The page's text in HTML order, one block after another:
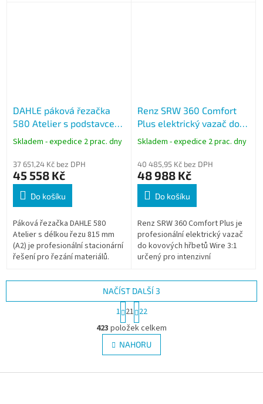
DAHLE páková řezačka
580 Atelier s podstavcem,
speciální nůž, délka řezu
815 mm (A2)
Skladem - expedice 2 prac. dny
37 651,24 Kč bez DPH
45 558 Kč
Do košíku
Páková řezačka DAHLE 580
Atelier s délkou řezu 815 mm
(A2) je profesionální stacionární
řešení pro řezání materiálů.
zpracování textilu, kůže nebo
Renz SRW 360 Comfort
Plus elektrický vazač do
kovových hřbetů 3:1,
děrování 22 listů, vazba
130 listů
Skladem - expedice 2 prac. dny
40 485,95 Kč bez DPH
48 988 Kč
Do košíku
Renz SRW 360 Comfort Plus je
profesionální elektrický vazač
do kovových hřbetů Wire 3:1
určený pro intenzivní
copycentra i tiskárny. Nabízí
elektrické...
O
v
l
á
NAČÍST DALŠÍ 3
S
t
r
á
n
k
v
1 21 22
423 položek celkem
NAHORU